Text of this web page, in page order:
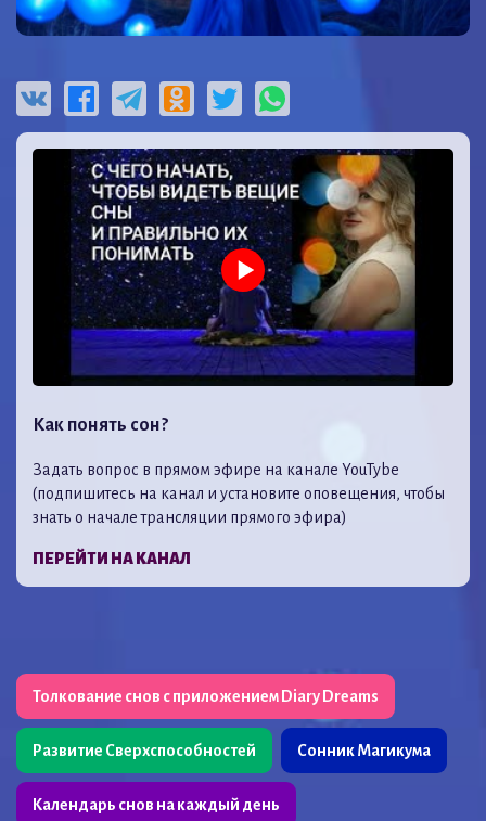
Как понять сон?
Задать вопрос в прямом эфире на канале YouTybe
(подпишитесь на канал и установите оповещения, чтобы
знать о начале трансляции прямого эфира)
ПЕРЕЙТИ НА КАНАЛ
Толкование снов с приложением Diary Dreams
Развитие Сверхспособностей Сонник Магикума
Календарь снов на каждый день